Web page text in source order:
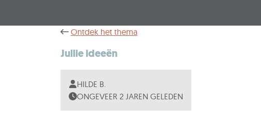
Ontdek het thema
Jullie ideeën
HILDE B.
ONGEVEER 2 JAREN GELEDEN